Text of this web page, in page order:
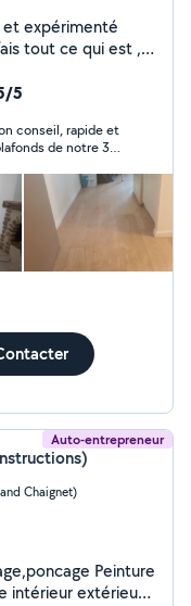
et expérimenté
tout ce qui est ,
pas à me
5
conseil, rapide et
Auto-entrepreneur
Chaignet)
Peinture
intérieur extérieur